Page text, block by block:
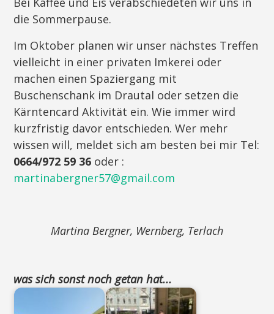
die Sommerpause.
Im Oktober planen wir unser nächstes Treffen
vielleicht in einer privaten Imkerei oder
machen einen Spaziergang mit
Buschenschank im Drautal oder setzen die
Kärntencard Aktivität ein. Wie immer wird
kurzfristig davor entschieden. Wer mehr
wissen will, meldet sich am besten bei mir Tel:
0664/972 59 36 oder :
martinabergner57@gmail.com
Martina Bergner, Wernberg, Terlach
was sich sonst noch getan hat...